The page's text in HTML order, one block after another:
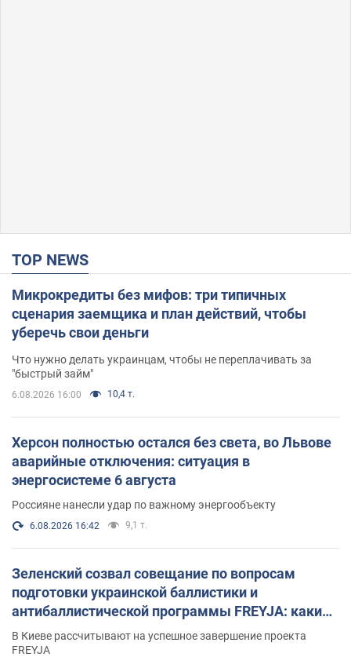
TOP NEWS
Микрокредиты без мифов: три типичных
сценария заемщика и план действий, чтобы
уберечь свои деньги
Что нужно делать украинцам, чтобы не переплачивать за
"быстрый займ"
6.08.2026 16:00 10,4 т.
Херсон полностью остался без света, во Львове
аварийные отключения: ситуация в
энергосистеме 6 августа
Россияне нанесли удар по важному энергообъекту
6.08.2026 16:42 9,1 т.
Зеленский созвал совещание по вопросам
подготовки украинской баллистики и
антибаллистической программы FREYJA: какие
решения готовятся
В Киеве рассчитывают на успешное завершение проекта
FREYJA